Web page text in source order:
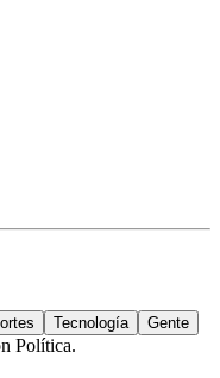
Tecnología Gente
Política.